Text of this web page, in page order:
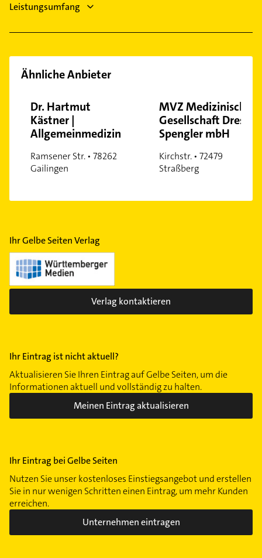
Leistungsumfang
Ähnliche Anbieter
Dr. Hartmut
Kästner |
Allgemeinmedizin
Ramsener Str. • 78262
Gailingen
MVZ Medizinische
Gesellschaft Dres.
Spengler mbH
Kirchstr. • 72479
Straßberg
Ihr Gelbe Seiten Verlag
Verlag kontaktieren
Ihr Eintrag ist nicht aktuell?
Aktualisieren Sie Ihren Eintrag auf Gelbe Seiten, um die
Informationen aktuell und vollständig zu halten.
Meinen Eintrag aktualisieren
Ihr Eintrag bei Gelbe Seiten
Nutzen Sie unser kostenloses Einstiegsangebot und erstellen
Sie in nur wenigen Schritten einen Eintrag, um mehr Kunden
erreichen.
Unternehmen eintragen